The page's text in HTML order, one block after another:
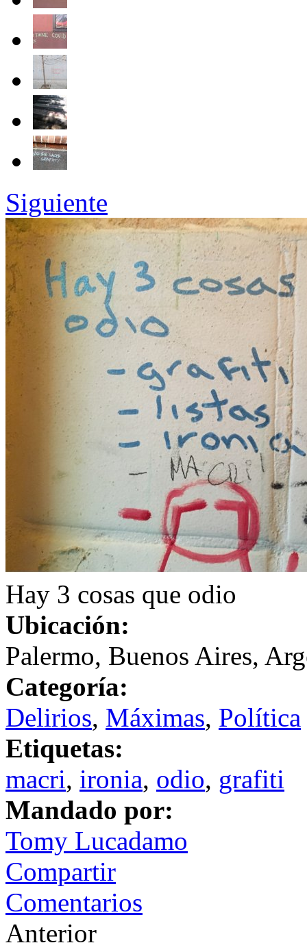
Siguiente
Hay 3 cosas que odio
Ubicación:
Palermo, Buenos Aires,
Categoría:
Delirios, Máximas, Política
Etiquetas:
macri, ironia, odio, grafiti
Mandado por:
Tomy Lucadamo
Compartir
Comentarios
Anterior